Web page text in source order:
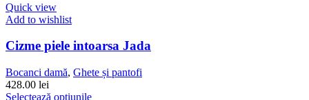
variații.
pot
fi
Quick view
Add to wishlist
Cizme piele intoarsa Jada
Bocanci damă, Ghete și pantofi
428.00 lei
Selectează opțiunileAcest